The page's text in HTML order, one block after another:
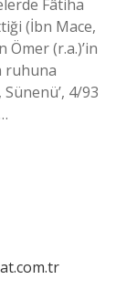
Fâtiha
(İbn Mace,
Ömer (r.a.)’in
ruhuna
4/93